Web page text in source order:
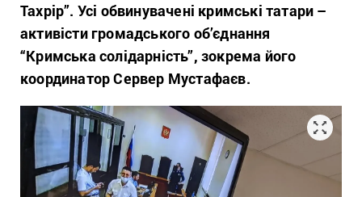
Тахрір”. Усі обвинувачені кримські татари –
активісти громадського об’єднання
“Кримська солідарність”, зокрема його
координатор Сервер Мустафаєв.